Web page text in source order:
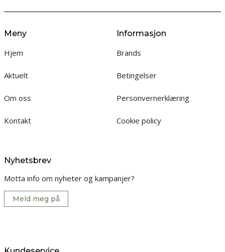
Meny
Hjem
Aktuelt
Om oss
Kontakt
Informasjon
Brands
Betingelser
Personvernerklæring
Cookie policy
Nyhetsbrev
Motta info om nyheter og kampanjer?
Meld meg på